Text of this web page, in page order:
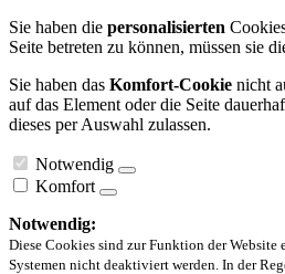
Sie haben die personalisierten
Seite betreten zu können, müssen sie
Sie haben das Komfort-Cookie nicht
auf das Element oder die Seite
dieses per Auswahl zulassen.
Notwendig
Komfort
Notwendig:
Diese Cookies sind zur Funktion der
Systemen nicht deaktiviert werden. In der